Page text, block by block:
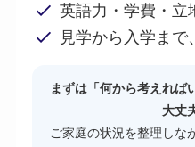
英語力・学費・立
見学から入学まで
まずは「何から考えれば
大丈
ご家庭の状況を整理しな